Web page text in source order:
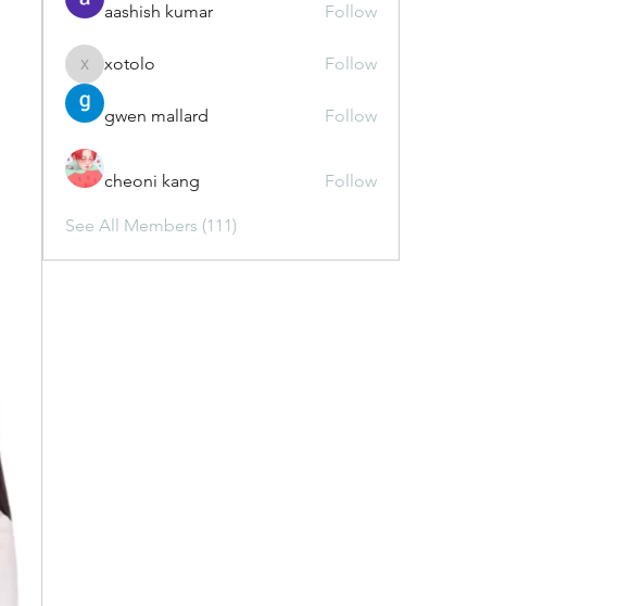
aashish kumar Follow
xotolo
xotolo Follow
gwen mallard Follow
cheoni kang Follow
See All Members (111)